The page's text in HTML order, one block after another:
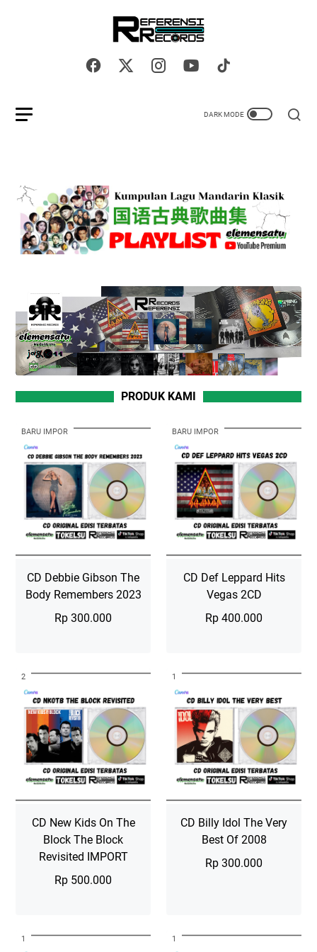
PRODUK KAMI
CD Debbie Gibson The
Body Remembers 2023
Rp 300.000
BARU IMPOR
album studio kesepuluh dari
penyanyi-penulis lagu Amerika
Debbie Gibson, dirilis pada 20
Agu…Selengkapnya »CD
Debbie
Gibson
The
Body
Remembers
2023
CD Def Leppard Hits
Vegas 2CD
Rp 400.000
BARU IMPOR
Hollywood adalah kumpulan 28
lagu yang tidak hanya berisi lagu-
lagu hits mereka, tetapi jug…
Selengkapnya »
Def
Leppard
Hits
Vegas
2CD
CD New Kids On The
Block The Block
Revisited IMPORT
Rp 500.000
2
The Block Revisited 2023 Album
CD Billy Idol The Very
Best Of 2008
Rp 300.000
1
Terbaik dari Billy Idol: Idolize
1 1